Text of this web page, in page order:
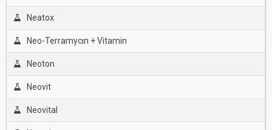
Neatox
Neo-Terramycın + Vitamin
Neoton
Neovit
Neovital